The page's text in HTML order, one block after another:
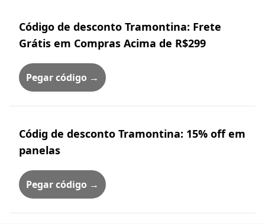
Código de desconto Tramontina: Frete
Grátis em Compras Acima de R$299
Pegar código →
Códig de desconto Tramontina: 15% off em
panelas
Pegar código →